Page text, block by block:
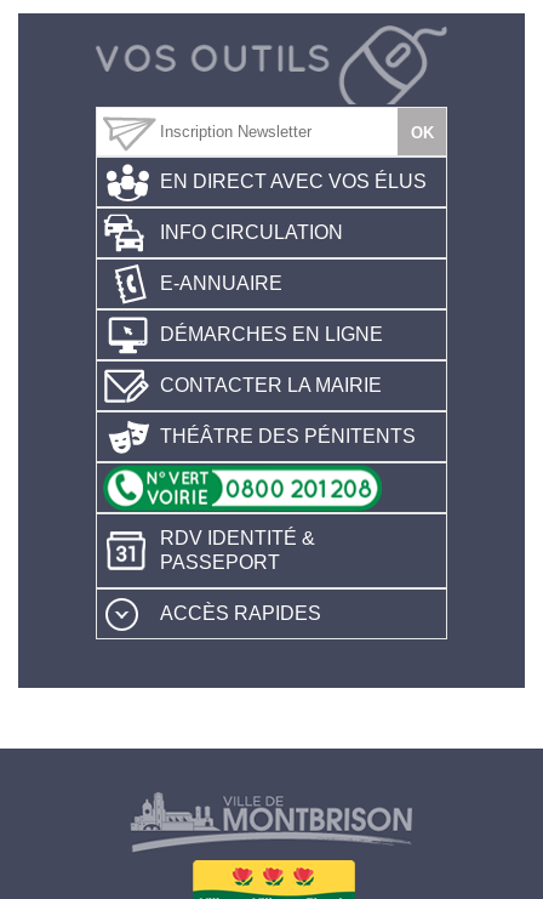
EN DIRECT AVEC VOS ÉLUS
INFO CIRCULATION
E-ANNUAIRE
DÉMARCHES EN LIGNE
CONTACTER LA MAIRIE
THÉÂTRE DES PÉNITENTS
RDV IDENTITÉ &
PASSEPORT
ACCÈS RAPIDES